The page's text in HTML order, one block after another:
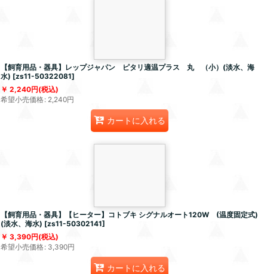
【飼育用品・器具】レップジャパン ピタリ適温プラス 丸 （小）(淡水、海
水) [zs11-50322081]
2,240円(税込)
希望小売価格: 2,240円
カートに入れる
【飼育用品・器具】【ヒーター】コトブキ シグナルオート120W (温度固定式)
(淡水、海水) [zs11-50302141]
3,390円(税込)
希望小売価格: 3,390円
カートに入れる